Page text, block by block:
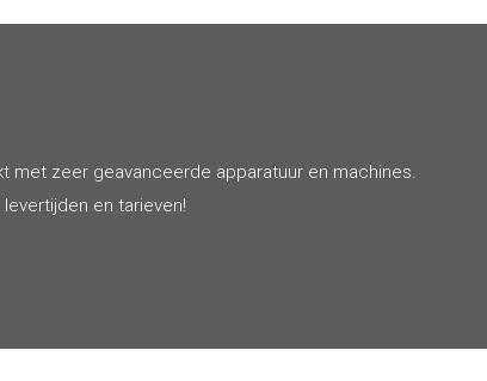
met zeer geavanceerde apparatuur en machines.
en tarieven!